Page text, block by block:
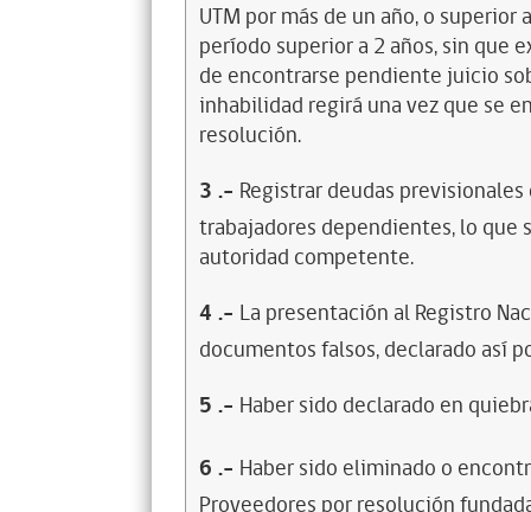
UTM por más de un año, o
período superior a 2 años, sin que
de encontrarse pendiente juicio
inhabilidad regirá una vez que se
resolución.
3 .- Registrar deudas
trabajadores dependientes, lo
autoridad competente.
4 .- La presentación al Registro
documentos falsos, declarado así
5 .- Haber sido declarado en
6 .- Haber sido eliminado o
Proveedores por resolución